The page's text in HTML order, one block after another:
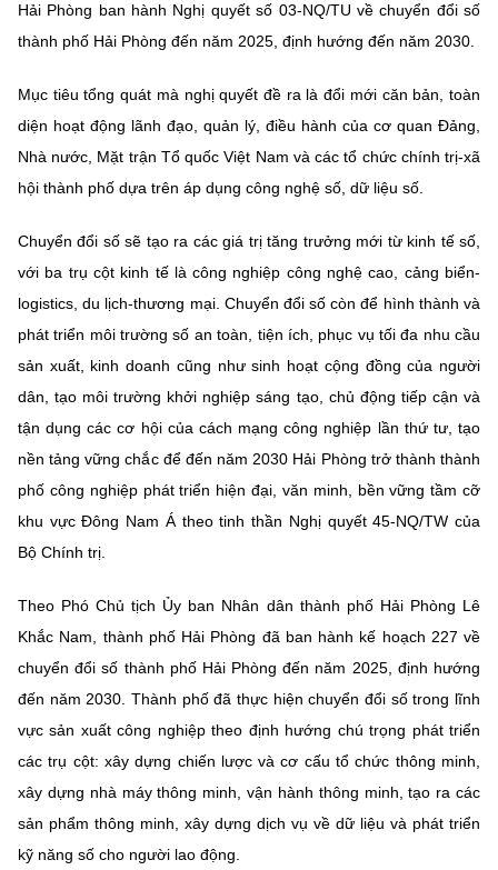
Hải Phòng ban hành Nghị quyết số 03-NQ/TU về chuyển đổi số
thành phố Hải Phòng đến năm 2025, định hướng đến năm 2030.
Mục tiêu tổng quát mà nghị quyết đề ra là đổi mới căn bản, toàn
diện hoạt động lãnh đạo, quản lý, điều hành của cơ quan Đảng,
Nhà nước, Mặt trận Tổ quốc Việt Nam và các tổ chức chính trị-xã
hội thành phố dựa trên áp dụng công nghệ số, dữ liệu số.
Chuyển đổi số sẽ tạo ra các giá trị tăng trưởng mới từ kinh tế số,
với ba trụ cột kinh tế là công nghiệp công nghệ cao, cảng biển-
logistics, du lịch-thương mại. Chuyển đổi số còn để hình thành và
phát triển môi trường số an toàn, tiện ích, phục vụ tối đa nhu cầu
sản xuất, kinh doanh cũng như sinh hoạt cộng đồng của người
dân, tạo môi trường khởi nghiệp sáng tạo, chủ động tiếp cận và
tận dụng các cơ hội của cách mạng công nghiệp lần thứ tư, tạo
nền tảng vững chắc để đến năm 2030 Hải Phòng trở thành thành
phố công nghiệp phát triển hiện đại, văn minh, bền vững tầm cỡ
khu vực Đông Nam Á theo tinh thần Nghị quyết 45-NQ/TW của
Bộ Chính trị.
Theo Phó Chủ tịch Ủy ban Nhân dân thành phố Hải Phòng Lê
Khắc Nam, thành phố Hải Phòng đã ban hành kế hoạch 227 về
chuyển đổi số thành phố Hải Phòng đến năm 2025, định hướng
đến năm 2030. Thành phố đã thực hiện chuyển đổi số trong lĩnh
vực sản xuất công nghiệp theo định hướng chú trọng phát triển
các trụ cột: xây dựng chiến lược và cơ cấu tổ chức thông minh,
xây dựng nhà máy thông minh, vận hành thông minh, tạo ra các
sản phẩm thông minh, xây dựng dịch vụ về dữ liệu và phát triển
kỹ năng số cho người lao động.